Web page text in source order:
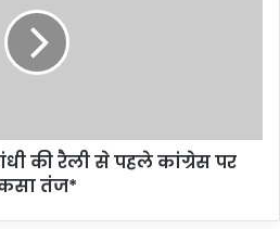
की रैली से पहले कांग्रेस पर
तंज*